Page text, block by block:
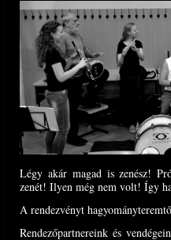
Légy akár magad is zenész!
zenét! Ilyen még nem volt! Így
A rendezvényt
Rendezőpartnereink és